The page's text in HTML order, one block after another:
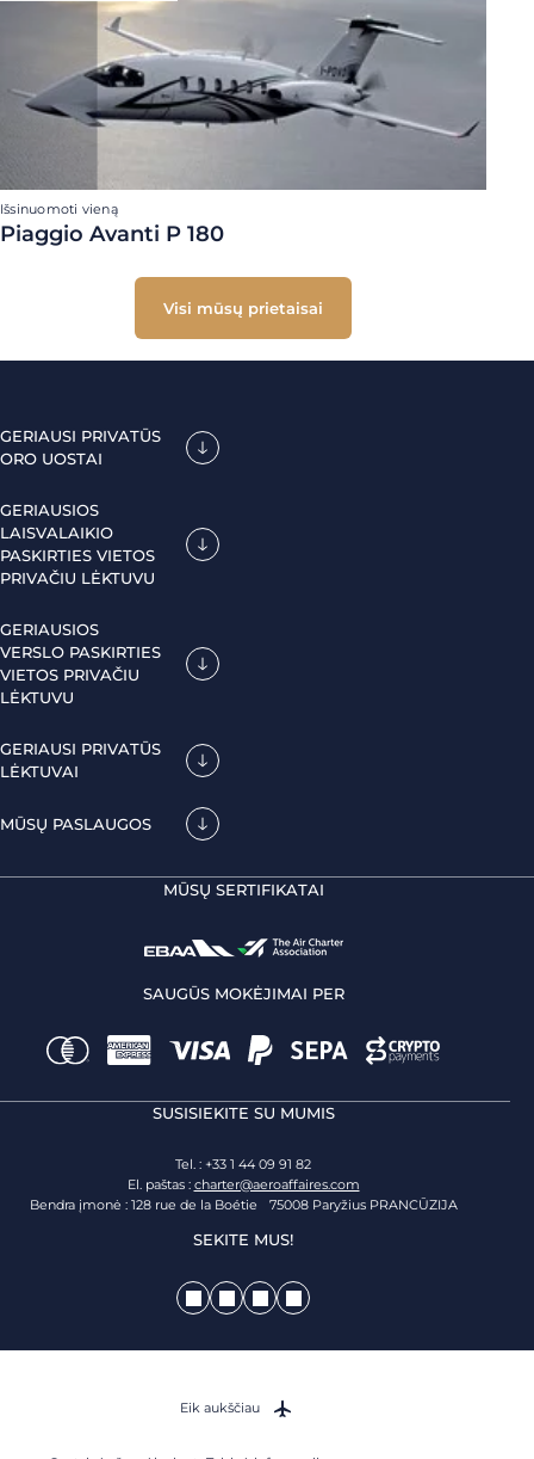
Išsinuomoti vieną
Piaggio Avanti P 180
Visi mūsų prietaisai
GERIAUSI PRIVATŪS
ORO UOSTAI
GERIAUSIOS
LAISVALAIKIO
PASKIRTIES VIETOS
PRIVAČIU LĖKTUVU
GERIAUSIOS
VERSLO PASKIRTIES
VIETOS PRIVAČIU
LĖKTUVU
GERIAUSI PRIVATŪS
LĖKTUVAI
MŪSŲ PASLAUGOS
MŪSŲ SERTIFIKATAI
SAUGŪS MOKĖJIMAI PER
SUSISIEKITE SU MUMIS
Tel. : +33 1 44 09 91 82
El. paštas : charter@aeroaffaires.com
Bendra įmonė : 128 rue de la Boétie 75008 Paryžius PRANCŪZIJA
SEKITE MUS!
Eik aukščiau